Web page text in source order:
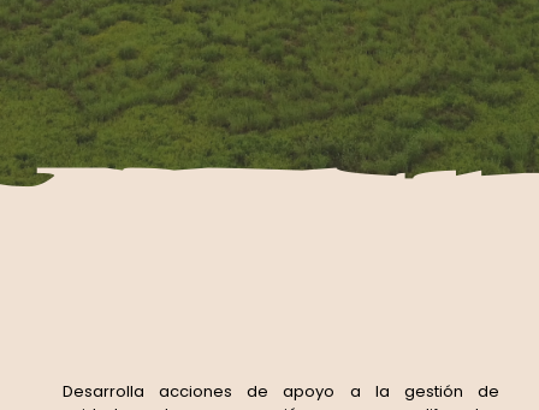
Desarrolla acciones de apoyo a la gestión de